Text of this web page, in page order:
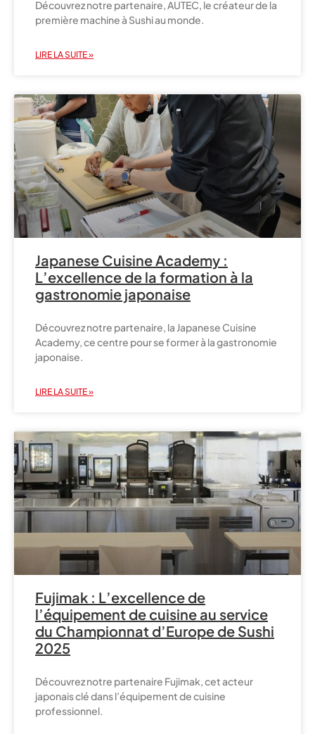
Découvrez notre partenaire, AUTEC, le créateur de la
première machine à Sushi au monde.
LIRE LA SUITE »
Japanese Cuisine Academy :
L’excellence de la formation à la
gastronomie japonaise
Découvrez notre partenaire, la Japanese Cuisine
Academy, ce centre pour se former à la gastronomie
japonaise.
LIRE LA SUITE »
Fujimak : L’excellence de
l’équipement de cuisine au service
du Championnat d’Europe de Sushi
2025​
Découvrez notre partenaire Fujimak, cet acteur
japonais clé dans l’équipement de cuisine
professionnel.